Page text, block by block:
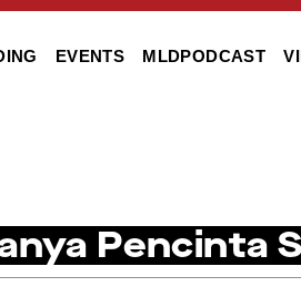
EVENTS MLDPODCAST
Pencinta